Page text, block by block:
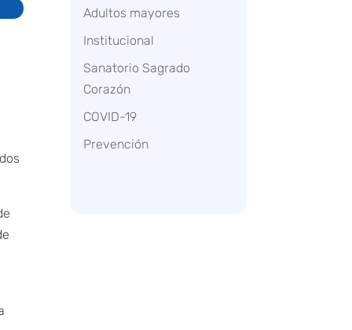
Adultos mayores
Institucional
Sanatorio Sagrado
Corazón
COVID-19
Prevención